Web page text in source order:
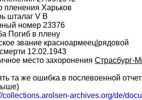
пленения Харьков
шталаг V B
номер 23376
Погиб в плену
звание красноармеец|рядовой
12.02.1943
место захоронения Страсбург-
та же ошибка в послевоенной
collections.arolsen-archives.org/de/